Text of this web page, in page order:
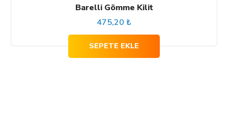
Barelli Gömme Kilit
475,20 ₺
SEPETE EKLE